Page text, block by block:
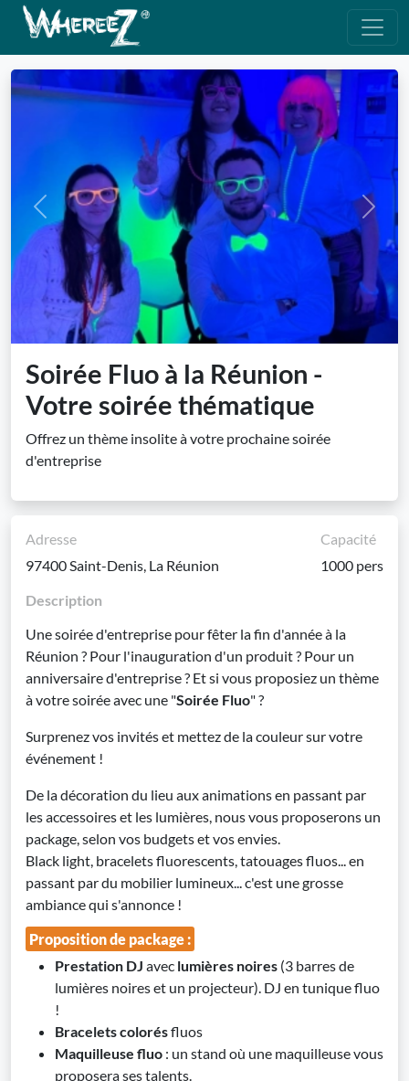
Previous Next
Soirée Fluo à la Réunion -
Votre soirée thématique
Offrez un thème insolite à votre prochaine soirée
d'entreprise
Adresse
97400 Saint-Denis, La Réunion
Capacité
1000 pers
Description
Une soirée d'entreprise pour fêter la fin d'année à la
Réunion ? Pour l'inauguration d'un produit ? Pour un
anniversaire d'entreprise ? Et si vous proposiez un thème
à votre soirée avec une "Soirée Fluo" ?
Surprenez vos invités et mettez de la couleur sur votre
événement !
De la décoration du lieu aux animations en passant par
les accessoires et les lumières, nous vous proposerons un
package, selon vos budgets et vos envies.
Black light, bracelets fluorescents, tatouages fluos... en
passant par du mobilier lumineux... c'est une grosse
ambiance qui s'annonce !
Proposition de package :
Prestation DJ avec lumières noires (3 barres de
lumières noires et un projecteur). DJ en tunique fluo
!
Bracelets colorésfluos
Maquilleuse fluo : un stand où une maquilleuse vous
proposera ses talents.